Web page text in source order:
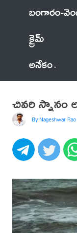
బంగారం-
క్రైమ్
అనేకం
చివరి స్నానం
By Nageshwar Rao